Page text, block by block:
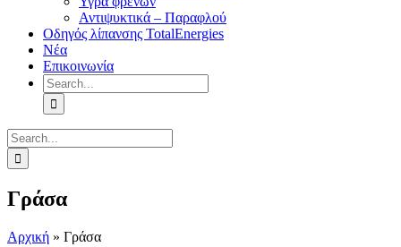
Αντιψυκτικά – Παραφλού
Οδηγός λίπανσης TotalEnergies
Νέα
Επικοινωνία
Search
for:
Search
for:
Γράσα
Αρχική » Γράσα